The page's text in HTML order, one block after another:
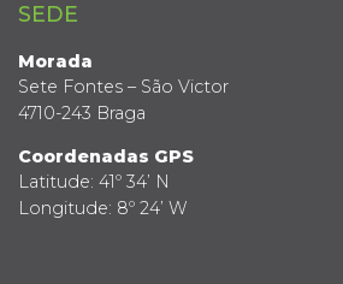
SEDE
Morada
Sete Fontes – São Victor
4710-243 Braga
Coordenadas GPS
Latitude: 41º 34’ N
Longitude: 8º 24’ W